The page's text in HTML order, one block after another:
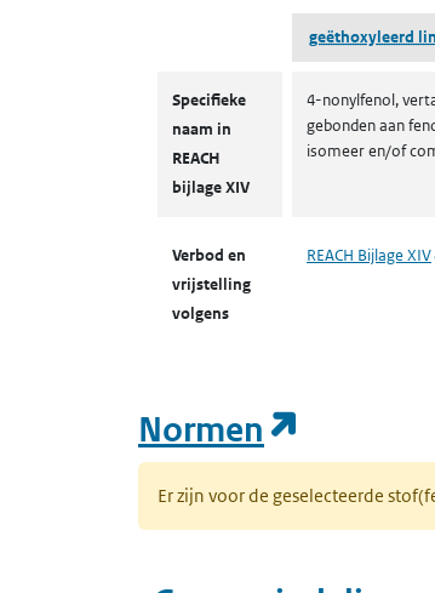
geëthoxyleerd
Specifieke
naam in
REACH
bijlage XIV
4-nonylfenol,
gebonden aan
isomeer en/of
Verbod en
vrijstelling
volgens
REACH Bijlage XIV
Normen
Er zijn voor de geselecteerde